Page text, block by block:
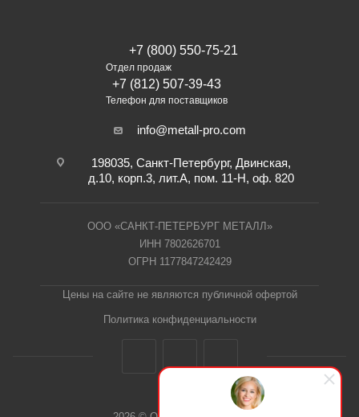
+7 (800) 550-75-21
Отдел продаж
+7 (812) 507-39-43
Телефон для поставщиков
info@metall-pro.com
198035, Санкт-Петербург, Двинская,
д.10, корп.3, лит.А, пом. 11-Н, оф. 820
ООО «САНКТ-ПЕТЕРБУРГ МЕТАЛЛ»
ИНН 7802626701
ОГРН 1177847242429
Цены на сайте не являются публичной офертой
Политика конфиденциальности